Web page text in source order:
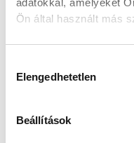
adatokkal, amelyeket
Ön által használt más
Elengedhetetlen
Beállítások